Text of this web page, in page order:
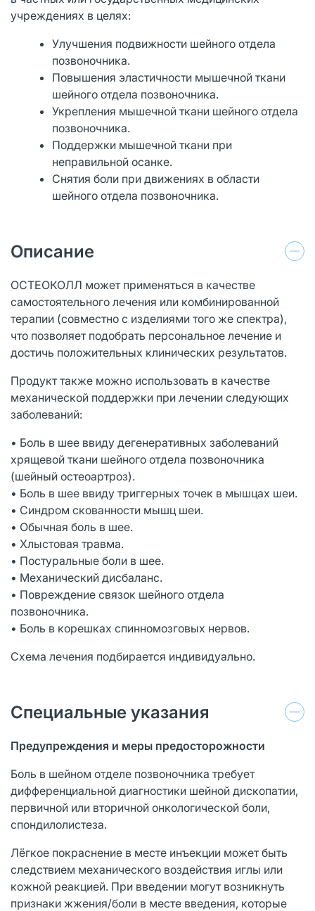
учреждениях в целях:
Улучшения подвижности шейного отдела
позвоночника.
Повышения эластичности мышечной ткани
шейного отдела позвоночника.
Укрепления мышечной ткани шейного отдела
позвоночника.
Поддержки мышечной ткани при
неправильной осанке.
Снятия боли при движениях в области
шейного отдела позвоночника.
Описание
ОСТЕОКОЛЛ может применяться в качестве
самостоятельного лечения или комбинированной
терапии (совместно с изделиями того же спектра),
что позволяет подобрать персональное лечение и
достичь положительных клинических результатов.
Продукт также можно использовать в качестве
механической поддержки при лечении следующих
заболеваний:
• Боль в шее ввиду дегенеративных заболеваний
хрящевой ткани шейного отдела позвоночника
(шейный остеоартроз).
• Боль в шее ввиду триггерных точек в мышцах шеи.
• Синдром скованности мышц шеи.
• Обычная боль в шее.
• Хлыстовая травма.
• Постуральные боли в шее.
• Механический дисбаланс.
• Повреждение связок шейного отдела
позвоночника.
• Боль в корешках спинномозговых нервов.
Схема лечения подбирается индивидуально.
Специальные указания
Предупреждения и меры предосторожности
Боль в шейном отделе позвоночника требует
дифференциальной диагностики шейной дископатии,
первичной или вторичной онкологической боли,
спондилолистеза.
Лёгкое покраснение в месте инъекции может быть
следствием механического воздействия иглы или
кожной реакцией. При введении могут возникнуть
признаки жжения/боли в месте введения, которые